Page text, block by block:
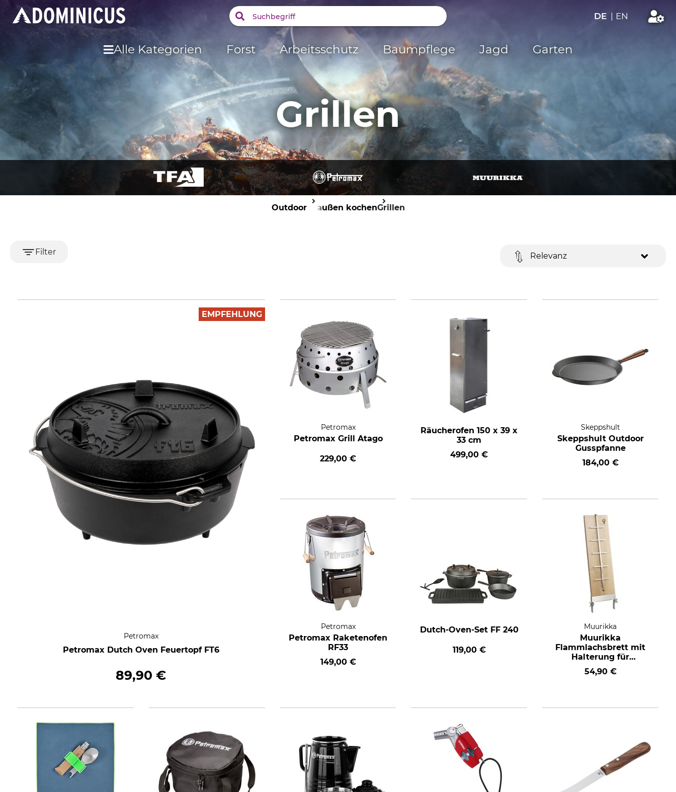
DE | EN
Alle Kategorien Forst Arbeitsschutz Baumpflege Jagd Garten
Grillen
OutdoorDraußen kochenGrillen
Filter Relevanz
EMPFEHLUNG
Petromax
Petromax Dutch Oven Feuertopf FT6
89,90 €
Petromax
Petromax Grill Atago
229,00 €
Räucherofen 150 x 39 x
33 cm
499,00 €
Skeppshult
Skeppshult Outdoor
Gusspfanne
184,00 €
Petromax
Petromax Raketenofen
RF33
149,00 €
Dutch-Oven-Set FF 240
119,00 €
Muurikka
Muurikka
Flammlachsbrett mit
Halterung für
Feuerschale
54,90 €